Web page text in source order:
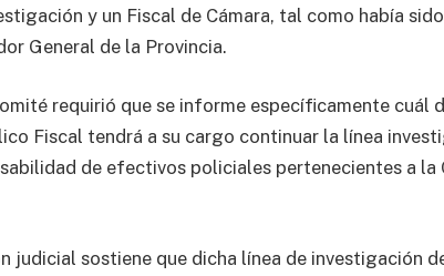
y un Fiscal de Cámara, tal como había
General de la Provincia.
requirió que se informe específicamente cuál
Fiscal tendrá a su cargo continuar la línea
de efectivos policiales pertenecientes a la
judicial sostiene que dicha línea de investigación